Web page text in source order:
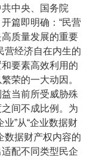
中央、国务院
篇即明确：“民营
质量发展的重要
营经济自在内生的
要素高效利用的
荣的一大动因。
当前所受威胁殊
间不成比例。为
”从“企业数据财
数据财产权内容的
配不同类型民企